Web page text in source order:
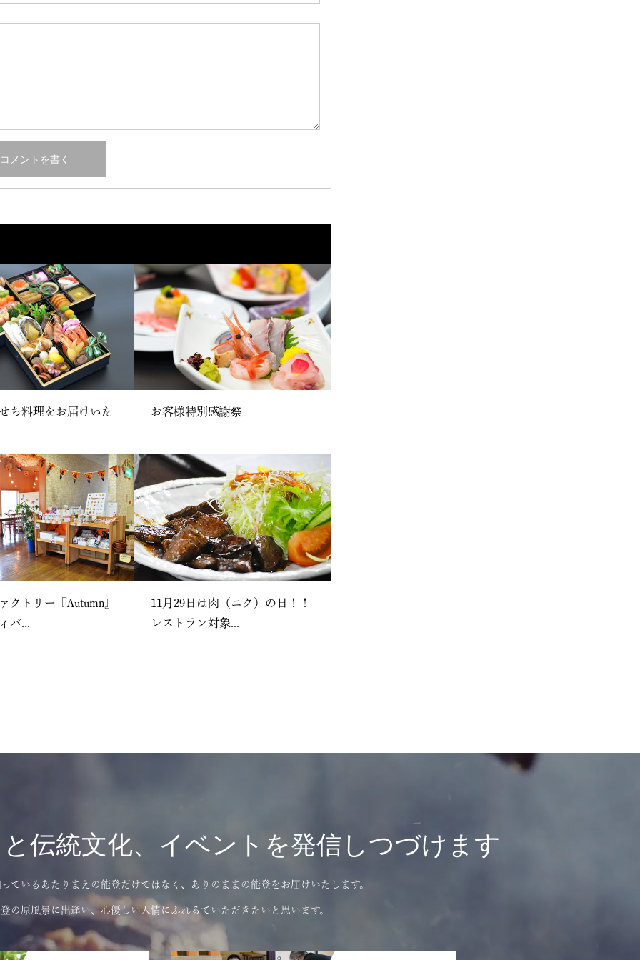
ち料理をお届けいた お客様特別感謝祭
クトリー『Autumn』
バ...
11月29日は肉（ニク）の日！！
レストラン対象...
伝統文化、イベントを発信しつづけます
ているあたりまえの能登だけではなく、ありのままの能登をお届けいたします。
の原風景に出逢い、心優しい人情にふれるていただきたいと思います。